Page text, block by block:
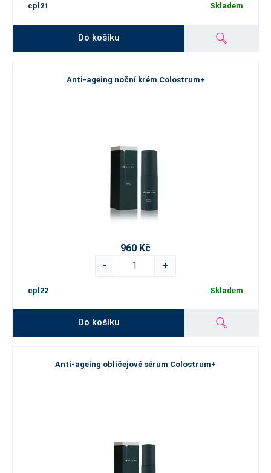
cpl21 Skladem
Do košíku
Anti-ageing noční krém Colostrum+
960 Kč
-
+
cpl22 Skladem
Do košíku
Anti-ageing obličejové sérum Colostrum+